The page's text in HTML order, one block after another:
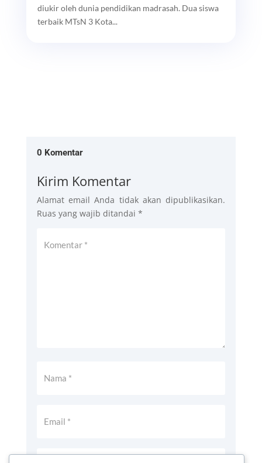
diukir oleh dunia pendidikan madrasah. Dua siswa
terbaik MTsN 3 Kota...
0 Komentar
Kirim Komentar
Alamat email Anda tidak akan dipublikasikan.
Ruas yang wajib ditandai *